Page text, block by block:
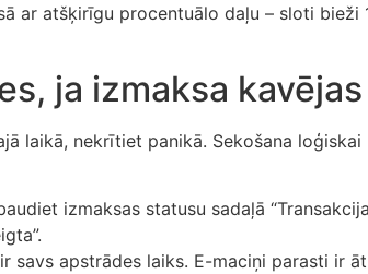
ar atšķirīgu procentuālo daļu – sloti bieži
ja izmaksa kavējas
laikā, nekrītiet panikā. Sekošana
izmaksas statusu sadaļā
savs apstrādes laiks. E-maciņi parasti ir